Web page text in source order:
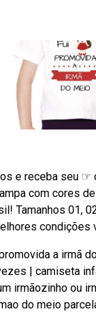
e receba seu
com cores
Tamanhos 01,
condições
a irmã
| camiseta
irmãozinho ou
do meio